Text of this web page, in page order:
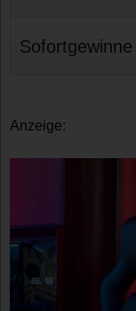
Sofortgewinne
Anzeige: